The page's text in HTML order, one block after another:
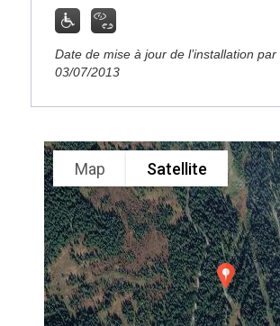
Date de mise à jour de l’installation par
03/07/2013
Map Satellite